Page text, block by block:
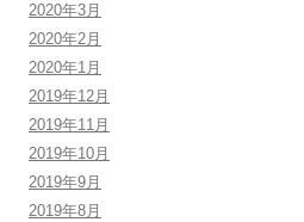
2020年3月
2020年2月
2020年1月
2019年12月
2019年11月
2019年10月
2019年9月
2019年8月